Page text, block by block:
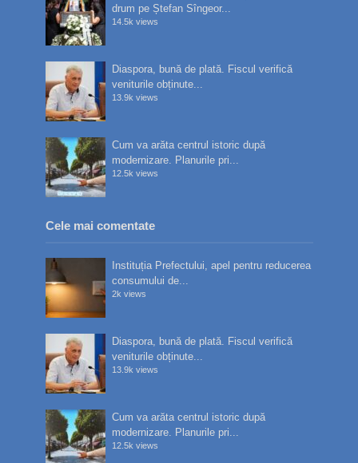
drum pe Ștefan Sîngeor...
14.5k views
Diaspora, bună de plată. Fiscul verifică
veniturile obținute...
13.9k views
Cum va arăta centrul istoric după
modernizare. Planurile pri...
12.5k views
Cele mai comentate
Instituția Prefectului, apel pentru reducerea
consumului de...
2k views
Diaspora, bună de plată. Fiscul verifică
veniturile obținute...
13.9k views
Cum va arăta centrul istoric după
modernizare. Planurile pri...
12.5k views